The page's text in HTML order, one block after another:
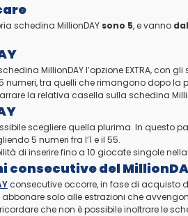
schedina MillionDAY sono 5, e vanno
MillionDAY l’opzione EXTRA, con
numeri, tra quelli che rimangono dopo la
la relativa casella sulla schedina
scegliere quella plurima. In questo
5 numeri fra l’1 e il 55.
di inserire fino a 10 giocate singole
consecutive del
consecutive occorre, in fase di acquisto
solo alle estrazioni che
che non è possibile inoltrare le